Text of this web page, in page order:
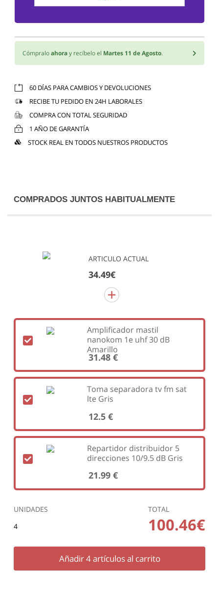
Cómpraloahoray recíbelo el Martes 11 de Agosto.
60 DÍAS PARA CAMBIOS Y DEVOLUCIONES
RECIBE TU PEDIDO EN 24H LABORALES
COMPRA CON TOTAL SEGURIDAD
1 AÑO DE GARANTÍA
STOCK REAL EN TODOS NUESTROS PRODUCTOS
COMPRADOS JUNTOS HABITUALMENTE
ARTICULO ACTUAL
34.49€
Amplificador mastil
nanokom 1e uhf 30 dB
Amarillo
31.48 €
Toma separadora tv fm sat
lte Gris
12.5 €
Repartidor distribuidor 5
direcciones 10/9.5 dB Gris
21.99 €
UNIDADES
4
TOTAL
100.46€
Añadir4artículos al carrito